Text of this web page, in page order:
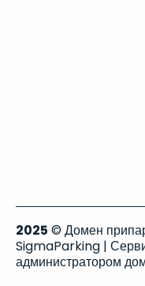
2025 © Домен
SigmaParking |
администратором